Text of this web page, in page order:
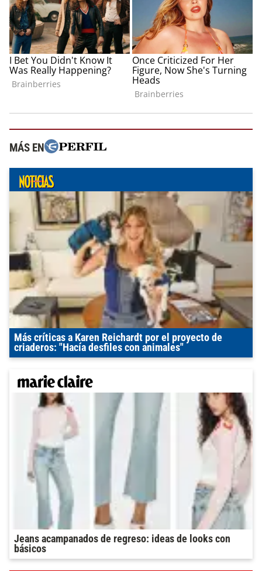
MÁS EN
Más críticas a Karen Reichardt por el proyecto de
criaderos: "Hacía desfiles con animales"
Jeans acampanados de regreso: ideas de looks con
básicos